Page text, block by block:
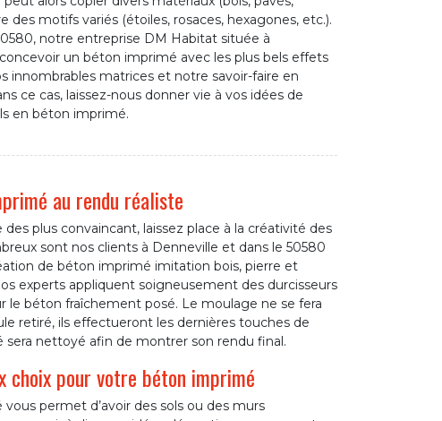
des motifs variés (étoiles, rosaces, hexagones, etc.).
notre entreprise DM Habitat située à
un béton imprimé avec les plus bels effets
innombrables matrices et notre savoir-faire en
ce cas, laissez-nous donner vie à vos idées de
en béton imprimé.
au rendu réaliste
plus convaincant, laissez place à la créativité des
sont nos clients à Denneville et dans le 50580
de béton imprimé imitation bois, pierre et
experts appliquent soigneusement des durcisseurs
le béton fraîchement posé. Le moulage ne se fera
retiré, ils effectueront les dernières touches de
nettoyé afin de montrer son rendu final.
choix pour votre béton imprimé
permet d’avoir des sols ou des murs